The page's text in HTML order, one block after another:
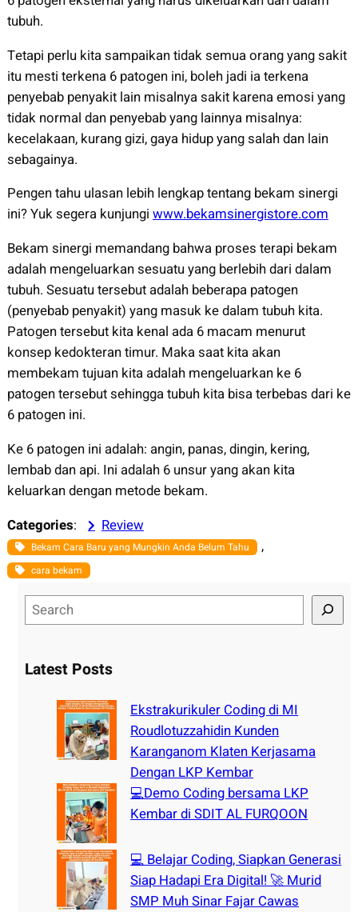
tubuh.
Tetapi perlu kita sampaikan tidak semua orang yang sakit
itu mesti terkena 6 patogen ini, boleh jadi ia terkena
penyebab penyakit lain misalnya sakit karena emosi yang
tidak normal dan penyebab yang lainnya misalnya:
kecelakaan, kurang gizi, gaya hidup yang salah dan lain
sebagainya.
Pengen tahu ulasan lebih lengkap tentang bekam sinergi
ini? Yuk segera kunjungi www.bekamsinergistore.com
Bekam sinergi memandang bahwa proses terapi bekam
adalah mengeluarkan sesuatu yang berlebih dari dalam
tubuh. Sesuatu tersebut adalah beberapa patogen
(penyebab penyakit) yang masuk ke dalam tubuh kita.
Patogen tersebut kita kenal ada 6 macam menurut
konsep kedokteran timur. Maka saat kita akan
membekam tujuan kita adalah mengeluarkan ke 6
patogen tersebut sehingga tubuh kita bisa terbebas dari ke
6 patogen ini.
Ke 6 patogen ini adalah: angin, panas, dingin, kering,
lembab dan api. Ini adalah 6 unsur yang akan kita
keluarkan dengan metode bekam.
Categories: Review
Bekam Cara Baru yang Mungkin Anda Belum Tahu ,
cara bekam
e
rLatest Posts
Ekstrakurikuler Coding di MI
Roudlotuzzahidin Kunden
Karanganom Klaten Kerjasama
Dengan LKP Kembar
💻Demo Coding bersama LKP
Kembar di SDIT AL FURQOON
💻 Belajar Coding, Siapkan Generasi
Siap Hadapi Era Digital! 🚀 Murid
SMP Muh Sinar Fajar Cawas